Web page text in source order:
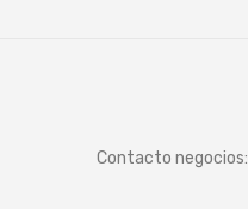
Contacto negocios: